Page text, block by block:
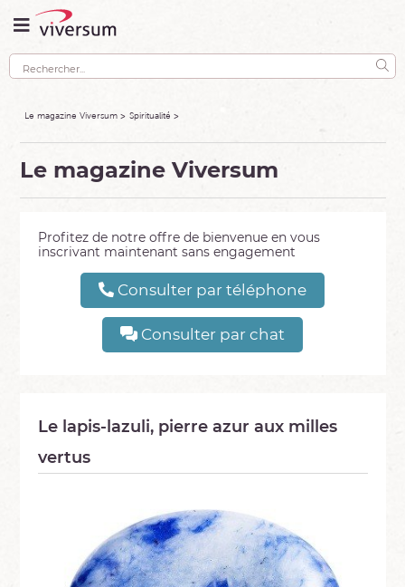
Le magazine Viversum Spiritualité
Le magazine Viversum
Profitez de notre offre de bienvenue en vous
inscrivant maintenant sans engagement
Consulter par téléphone
Consulter par chat
Le lapis-lazuli, pierre azur aux milles
vertus